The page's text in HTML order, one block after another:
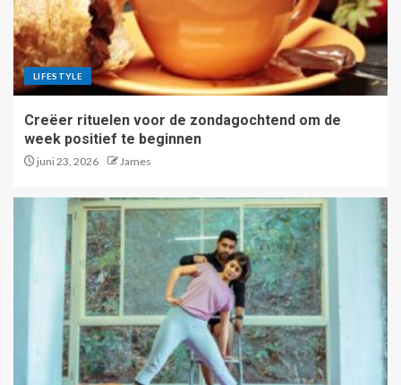
LIFESTYLE
Creëer rituelen voor de zondagochtend om de
week positief te beginnen
juni 23, 2026 James